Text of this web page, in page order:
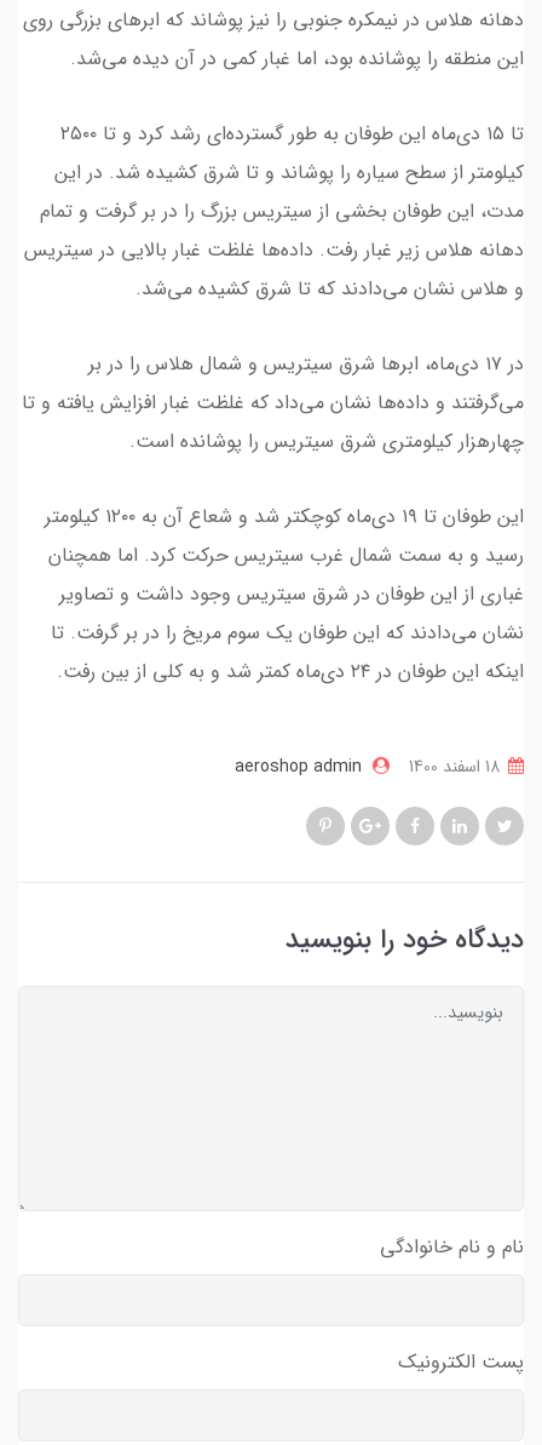
دهانه هلاس در نیمکره جنوبی را نیز پوشاند که ابرهای بزرگی روی
این منطقه را پوشانده بود، اما غبار کمی در آن دیده می‌شد.
تا ۱۵ دی‌ماه این طوفان به طور گسترده‌ای رشد کرد و تا ۲۵۰۰
کیلومتر از سطح سیاره را پوشاند و تا شرق کشیده شد. در این
مدت، این طوفان بخشی از سیتریس بزرگ را در بر گرفت و تمام
دهانه هلاس زیر غبار رفت. داده‌ها غلظت غبار بالایی در سیتریس
و هلاس نشان می‌دادند که تا شرق کشیده می‌شد.
در ۱۷ دی‌ماه، ابرها شرق سیتریس و شمال هلاس را در بر
می‌گرفتند و داده‌ها نشان می‌داد که غلظت غبار افزایش یافته و تا
چهارهزار کیلومتری شرق سیتریس را پوشانده است.
این طوفان تا ۱۹ دی‌ماه کوچکتر شد و شعاع آن به ۱۲۰۰ کیلومتر
رسید و به سمت شمال غرب سیتریس حرکت کرد. اما همچنان
غباری از این طوفان در شرق سیتریس وجود داشت و تصاویر
نشان می‌دادند که این طوفان یک سوم مریخ را در بر گرفت. تا
اینکه این طوفان در ۲۴ دی‌ماه کمتر شد و به کلی از بین رفت.
aeroshop admin
دیدگاه خود را بنویسید
نام و نام خانوادگی
پست الکترونیک